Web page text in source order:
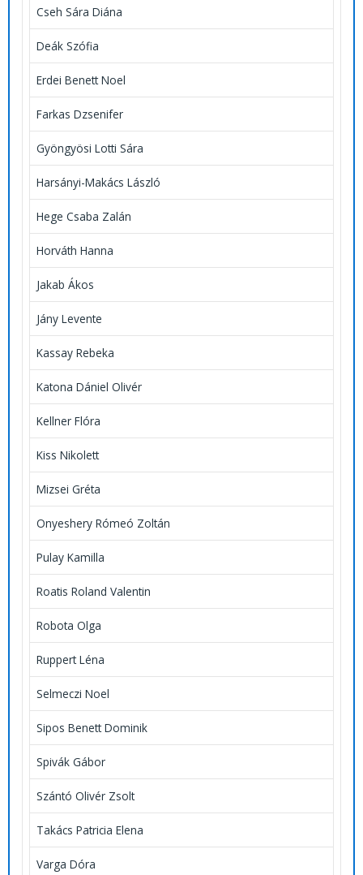
Cseh Sára Diána
Deák Szófia
Erdei Benett Noel
Farkas Dzsenifer
Gyöngyösi Lotti Sára
Harsányi-Makács László
Hege Csaba Zalán
Horváth Hanna
Jakab Ákos
Jány Levente
Kassay Rebeka
Katona Dániel Olivér
Kellner Flóra
Kiss Nikolett
Mizsei Gréta
Onyeshery Rómeó Zoltán
Pulay Kamilla
Roatis Roland Valentin
Robota Olga
Ruppert Léna
Selmeczi Noel
Sipos Benett Dominik
Spivák Gábor
Szántó Olivér Zsolt
Takács Patricia Elena
Varga Dóra